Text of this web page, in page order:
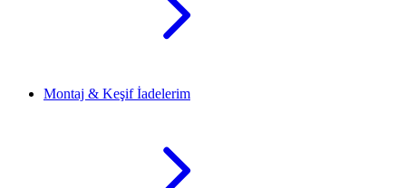
Montaj & Keşif İadelerim